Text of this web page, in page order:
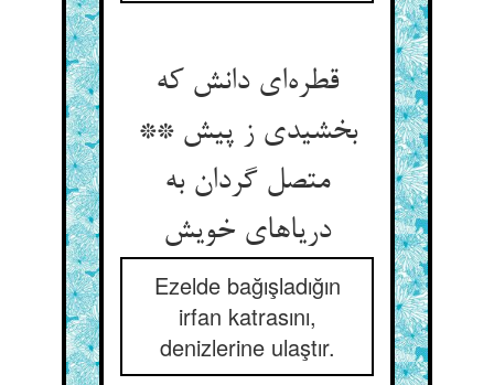
قطره‌‌ای دانش که
بخشیدی ز پیش **
متصل گردان به
Ezelde bağışladığın
irfan katrasını,
denizlerine ulaştır.